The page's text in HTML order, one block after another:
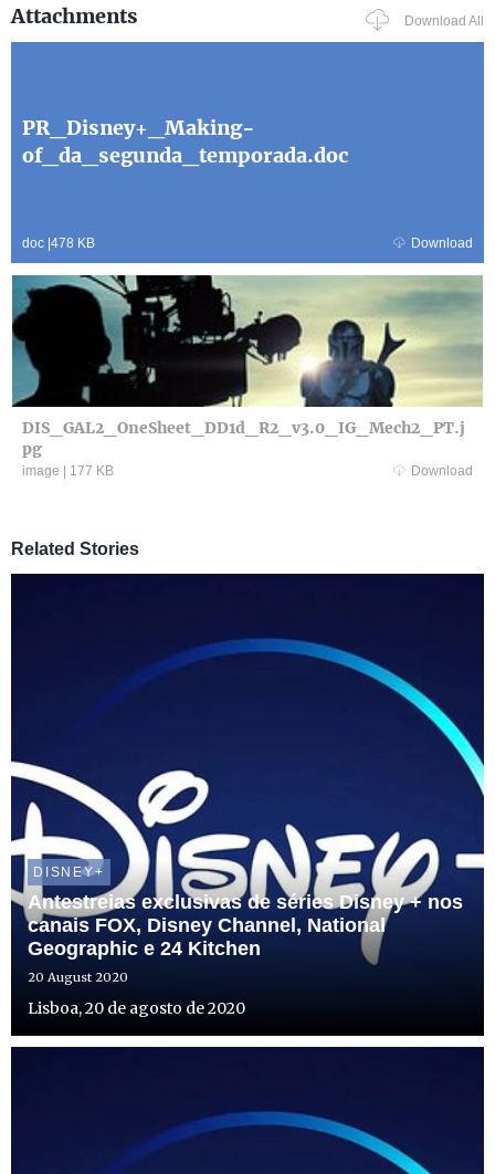
Attachments Download All
PR_Disney+_Making-
of_da_segunda_temporada.doc
doc 478 KB Download
DIS_GAL2_OneSheet_DD1d_R2_v3.0_IG_Mech2_PT.j
pg
image 177 KB Download
Related Stories
DISNEY+
Antestreias exclusivas de séries Disney + nos
canais FOX, Disney Channel, National
Geographic e 24 Kitchen
20 August 2020
Lisboa, 20 de agosto de 2020